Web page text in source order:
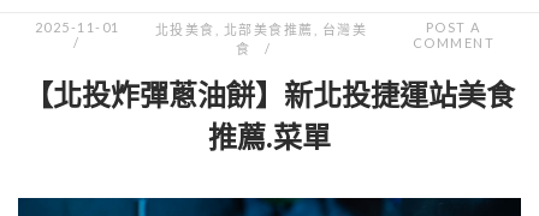
2025-11-01 北投美食 北部美食推薦
台灣美
食
POST A
COMMENT
【北投炸彈蔥油餅】新北投捷運站美食
推薦.菜單